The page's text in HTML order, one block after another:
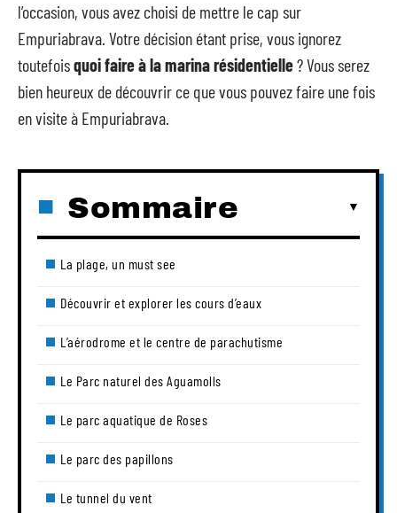
l’occasion, vous avez choisi de mettre le cap sur
Empuriabrava. Votre décision étant prise, vous ignorez
toutefoisquoi faire à la marina résidentielle? Vous serez
bien heureux de découvrir ce que vous pouvez faire une fois
en visite à Empuriabrava.
Sommaire
La plage, un must see
Découvrir et explorer les cours d’eaux
L’aérodrome et le centre de parachutisme
Le Parc naturel des Aguamolls
Le parc aquatique de Roses
Le parc des papillons
Le tunnel du vent